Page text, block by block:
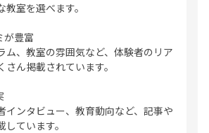
室を選べます。
が豊富
ム、教室の雰囲気など、体験者のリア
さん掲載されています。
インタビュー、教育動向など、記事や
ています。